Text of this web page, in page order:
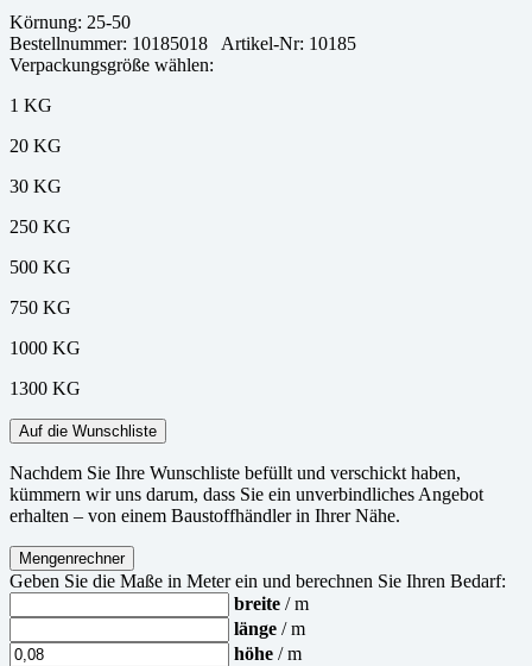
Körnung: 25-50
Bestellnummer: 10185018
Artikel-Nr: 10185
Verpackungsgröße wählen:
1 KG
20 KG
30 KG
250 KG
500 KG
750 KG
1000 KG
1300 KG
Auf die Wunschliste
Nachdem Sie Ihre Wunschliste befüllt und verschickt haben,
kümmern wir uns darum, dass Sie ein unverbindliches Angebot
erhalten – von einem Baustoffhändler in Ihrer Nähe.
Mengenrechner
Geben Sie die Maße in Meter ein und berechnen Sie Ihren Bedarf:
breite / m
länge / m
höhe / m